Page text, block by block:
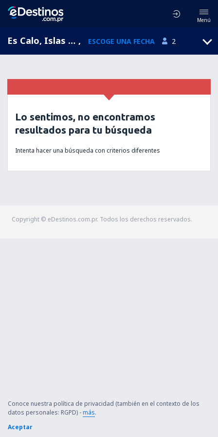
Menú
Es Calo, Islas Baleares, España , ESCOGE UNA FECHA 2
Lo sentimos, no encontramos
resultados para tu búsqueda
Intenta hacer una búsqueda con criterios diferentes
Copyright © eDestinos.com.pr. Todos los derechos reservados.
Conoce nuestra política de privacidad (también en el contexto de los
datos personales: RGPD) -más.
Aceptar